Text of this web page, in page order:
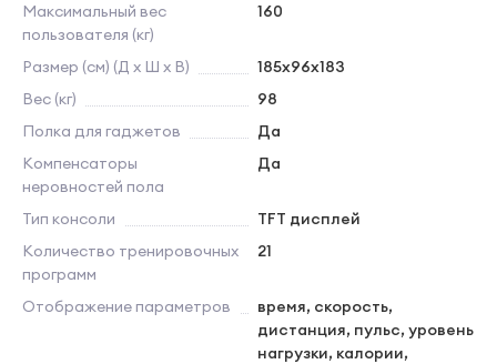
Максимальный вес
пользователя (кг)
160
Размер (см) (Д х Ш х В)
185х96x183
Вес (кг)
98
Полка для гаджетов
Да
Компенсаторы
неровностей пола
Да
Тип консоли
TFT дисплей
Количество тренировочных
программ
21
Отображение параметров
время, скорость,
дистанция, пульс, уровень
нагрузки, калории,